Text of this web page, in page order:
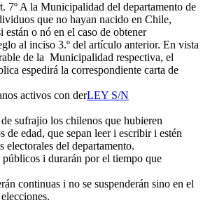
7º A la Municipalidad del departamento de
que no hayan nacido en Chile,
están o nó en el caso de obtener
al inciso 3.º del artículo anterior. En vista
de la Municipalidad respectiva, el
espedirá la correspondiente carta de
activos con derLEY S/N
sufrajio los chilenos que hubieren
de edad, que sepan leer i escribir i estén
electorales del departamento.
i durarán por el tiempo que
continuas i no se suspenderán sino en el